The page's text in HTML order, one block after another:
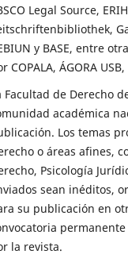
Legal Source,
y BASE, entre
COPALA, ÁGORA
Facultad de Derecho
académica
Los temas
o áreas afines,
Psicología
sean inéditos,
su publicación en
la revista.